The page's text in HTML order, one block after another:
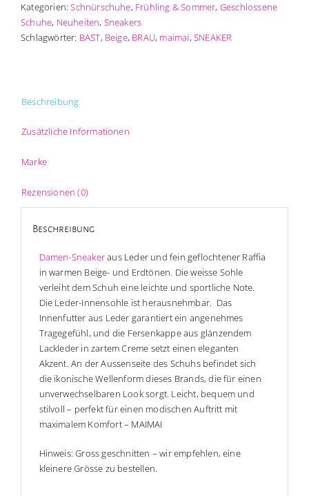
Kategorien:Schnürschuhe, Frühling & Sommer, Geschlossene
Schuhe, Neuheiten, Sneakers
Schlagwörter: BAST, Beige, BRAU, maimai,SNEAKER
Beschreibung
Zusätzliche Informationen
Marke
Rezensionen (0)
Beschreibung
Damen-Sneakeraus Leder und fein geflochtener Raffia
in warmen Beige- und Erdtönen. Die weisse Sohle
verleiht dem Schuh eine leichte und sportliche Note.
Die Leder-Innensohle ist herausnehmbar. Das
Innenfutter aus Leder garantiert ein angenehmes
Tragegefühl, und die Fersenkappe aus glänzendem
Lackleder in zartem Creme setzt einen eleganten
Akzent. An der Aussenseite des Schuhs befindet sich
die ikonische Wellenform dieses Brands, die für einen
unverwechselbaren Look sorgt. Leicht, bequem und
stilvoll – perfekt für einen modischen Auftritt mit
maximalem Komfort – MAIMAI
Hinweis: Gross geschnitten – wir empfehlen, eine
kleinere Grösse zu bestellen.